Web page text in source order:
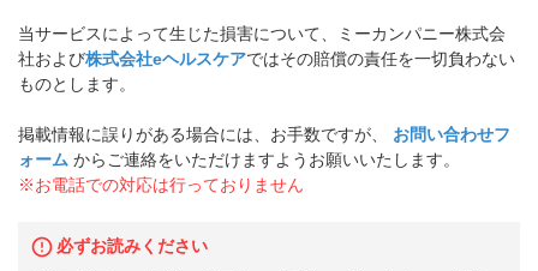
当サービスによって生じた損害について、ミーカンパニー株式会
社および株式会社eヘルスケアではその賠償の責任を一切負わない
ものとします。
掲載情報に誤りがある場合には、お手数ですが、
お問い合わせフ
ォーム からご連絡をいただけますようお願いいたします。
※お電話での対応は行っておりません
必ずお読みください